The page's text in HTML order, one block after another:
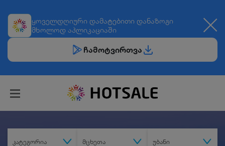
ყოველდღიური დამატებითი დანაზოგი
მხოლოდ აპლიკაციაში
ჩამოტვირთვა
კატეგორია მცხეთა უბანი